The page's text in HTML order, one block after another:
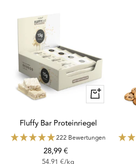
Schnellansicht
Fluffy Bar Proteinriegel
222 Bewertungen
Angebotspreis
28,99 €